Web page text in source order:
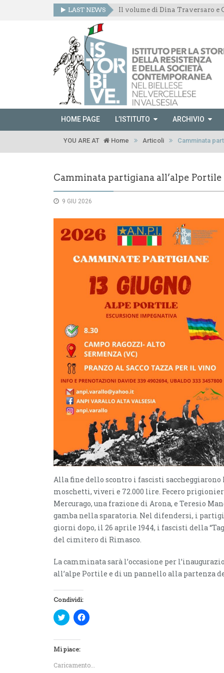
LAST NEWS
HOME PAGE L’ISTITUTO ARCHIVIO
YOU ARE AT Home Articoli Camminata
Camminata partigiana all’alpe Portile
9 GIU 2026
Alla fine dello scontro i fascisti
moschetti, viveri e 72.000 lire. Fecero
Mercurago, una frazione di Arona, e Teresio
gamba nella sparatoria. Nel difendersi, i
giorni dopo, il 26 aprile 1944, i fascisti della
del cimitero di Rimasco.
La camminata sarà l’occasione per
all’alpe Portile e di un pannello alla partenza
Condividi:
F
a
l
i
u
F
a
e
Mi piace:
Caricamento...